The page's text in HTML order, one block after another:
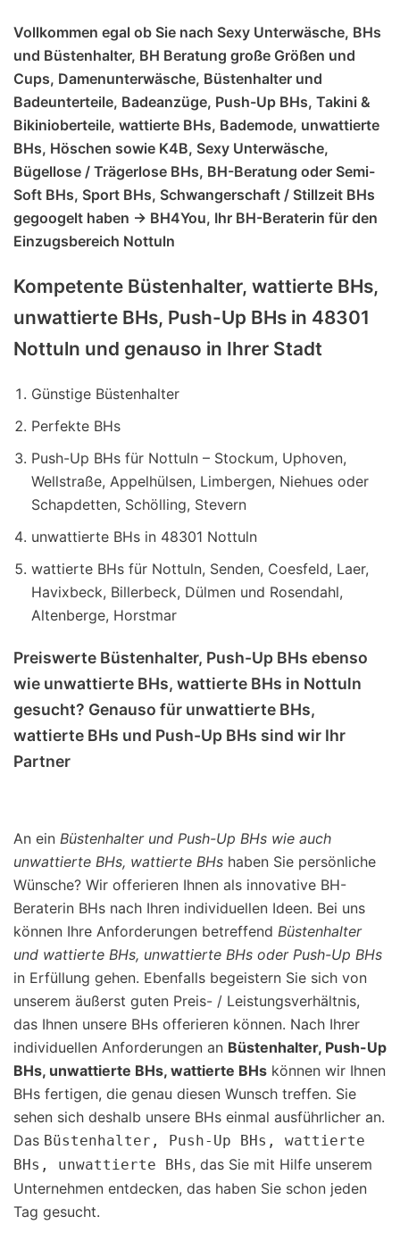
Vollkommen egal ob Sie nach Sexy Unterwäsche, BHs
und Büstenhalter, BH Beratung große Größen und
Cups, Damenunterwäsche, Büstenhalter und
Badeunterteile, Badeanzüge, Push-Up BHs, Takini &
Bikinioberteile, wattierte BHs, Bademode, unwattierte
BHs, Höschen sowie K4B, Sexy Unterwäsche,
Bügellose / Trägerlose BHs, BH-Beratung oder Semi-
Soft BHs, Sport BHs, Schwangerschaft / Stillzeit BHs
gegoogelt haben -> BH4You, Ihr BH-Beraterin für den
Einzugsbereich Nottuln
Kompetente Büstenhalter, wattierte BHs,
unwattierte BHs, Push-Up BHs in 48301
Nottuln und genauso in Ihrer Stadt
Günstige Büstenhalter
Perfekte BHs
Push-Up BHs für Nottuln – Stockum, Uphoven,
Wellstraße, Appelhülsen, Limbergen, Niehues oder
Schapdetten, Schölling, Stevern
unwattierte BHs in 48301 Nottuln
wattierte BHs für Nottuln, Senden, Coesfeld, Laer,
Havixbeck, Billerbeck, Dülmen und Rosendahl,
Altenberge, Horstmar
Preiswerte Büstenhalter, Push-Up BHs ebenso
wie unwattierte BHs, wattierte BHs in Nottuln
gesucht? Genauso für unwattierte BHs,
wattierte BHs und Push-Up BHs sind wir Ihr
Partner
An ein Büstenhalter und Push-Up BHs wie auch
unwattierte BHs, wattierte BHs haben Sie persönliche
Wünsche? Wir offerieren Ihnen als innovative BH-
Beraterin BHs nach Ihren individuellen Ideen. Bei uns
können Ihre Anforderungen betreffend Büstenhalter
und wattierte BHs, unwattierte BHs oder Push-Up BHs
in Erfüllung gehen. Ebenfalls begeistern Sie sich von
unserem äußerst guten Preis- / Leistungsverhältnis,
das Ihnen unsere BHs offerieren können. Nach Ihrer
individuellen Anforderungen an Büstenhalter, Push-Up
BHs, unwattierte BHs, wattierte BHs können wir Ihnen
BHs fertigen, die genau diesen Wunsch treffen. Sie
sehen sich deshalb unsere BHs einmal ausführlicher an.
Das Büstenhalter, Push-Up BHs, wattierte
BHs, unwattierte BHs, das Sie mit Hilfe unserem
Unternehmen entdecken, das haben Sie schon jeden
Tag gesucht.